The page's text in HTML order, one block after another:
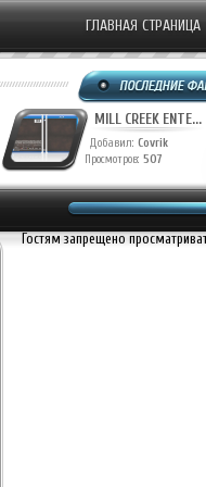
ГЛАВНАЯ СТРАНИЦА
MILL CREEK ENTE...
Добавил: Covrik
Просмотров: 507
Гостям запрещено